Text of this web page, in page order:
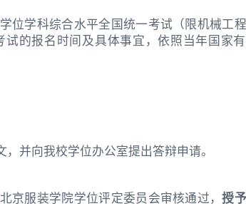
位学科综合水平全国统一考试（限机械工
的报名时间及具体事宜，依照当年国家
并向我校学位办公室提出答辩申请。
京服装学院学位评定委员会审核通过，授